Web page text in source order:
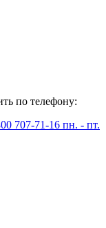
по телефону:
707-71-16 пн. - пт.